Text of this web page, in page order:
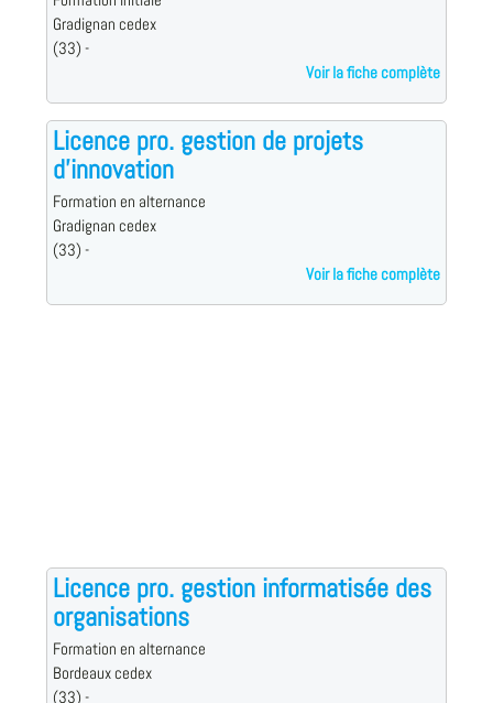
Gradignan cedex
(33) -
Voir la fiche complète
Licence pro. gestion de projets
d'innovation
Formation en alternance
Gradignan cedex
(33) -
Voir la fiche complète
Licence pro. gestion informatisée des
organisations
Formation en alternance
Bordeaux cedex
(33) -